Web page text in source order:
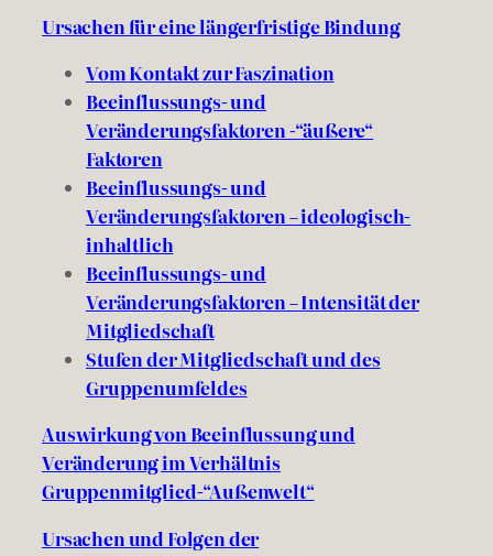
Ursachen für eine längerfristige Bindung
Vom Kontakt zur Faszination
Beeinflussungs- und
Veränderungsfaktoren -“äußere“
Faktoren
Beeinflussungs- und
Veränderungsfaktoren – ideologisch-
inhaltlich
Beeinflussungs- und
Veränderungsfaktoren – Intensität der
Mitgliedschaft
Stufen der Mitgliedschaft und des
Gruppenumfeldes
Auswirkung von Beeinflussung und
Veränderung im Verhältnis
Gruppenmitglied-“Außenwelt“
Ursachen und Folgender